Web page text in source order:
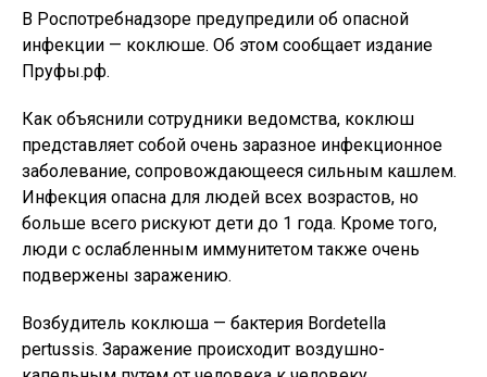
В Роспотребнадзоре предупредили об опасной
инфекции — коклюше. Об этом сообщает издание
Пруфы.рф.
Как объяснили сотрудники ведомства, коклюш
представляет собой очень заразное инфекционное
заболевание, сопровождающееся сильным кашлем.
Инфекция опасна для людей всех возрастов, но
больше всего рискуют дети до 1 года. Кроме того,
люди с ослабленным иммунитетом также очень
подвержены заражению.
Возбудитель коклюша — бактерия Bordetella
pertussis. Заражение происходит воздушно-